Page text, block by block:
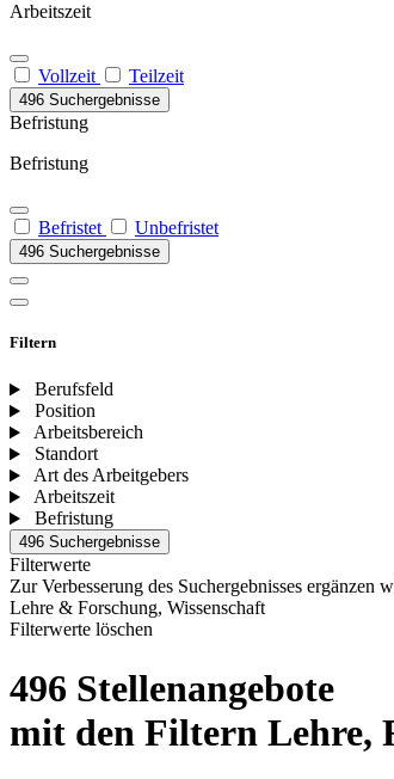
Arbeitszeit
Vollzeit Teilzeit
496 Suchergebnisse
Befristung
Befristung
Befristet Unbefristet
496 Suchergebnisse
Filtern
Berufsfeld
Position
Arbeitsbereich
Standort
Art des Arbeitgebers
Arbeitszeit
Befristung
496 Suchergebnisse
Filterwerte
Zur Verbesserung des Suchergebnisses
Lehre & Forschung, Wissenschaft
Filterwerte löschen
496 Stellenangebote
mit den Filtern Lehre,